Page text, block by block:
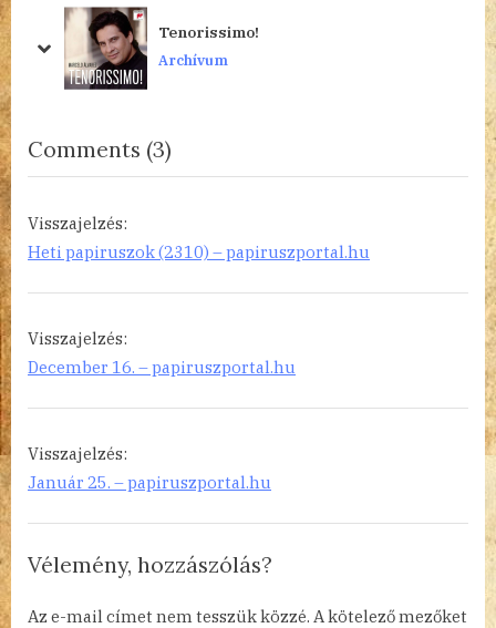
u
s
:
s
Tenorissimo!
Archívum
prev
next
Comments (3)
“William
Maugham
Visszajelzés:
Heti papiruszok (2310) – papiruszportal.hu
Visszajelzés:
December 16. – papiruszportal.hu
Visszajelzés:
Január 25. – papiruszportal.hu
Vélemény, hozzászólás?
Az e-mail címet nem tesszük közzé. A kötelező mezőket